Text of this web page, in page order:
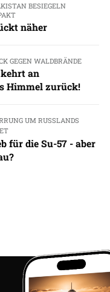
BESIEGELN
näher
GEGEN WALDBRÄNDE
an
Himmel zurück!
UM RUSSLANDS
für die Su-57 - aber